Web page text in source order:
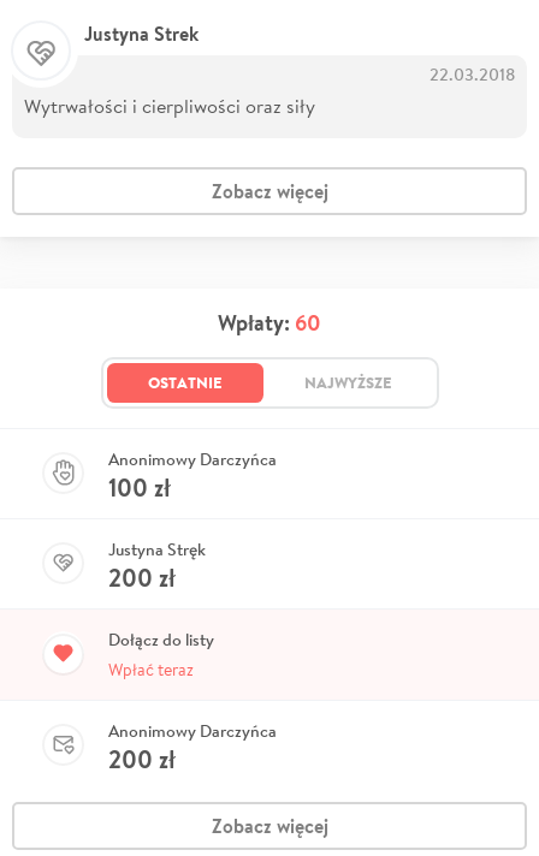
Justyna Strek
22.03.2018
Wytrwałości i cierpliwości oraz siły
Zobacz więcej
Wpłaty: 60
OSTATNIE NAJWYŻSZE
Anonimowy Darczyńca
100 zł
Justyna Stręk
200 zł
Dołącz do listy
Wpłać teraz
Anonimowy Darczyńca
200 zł
Zobacz więcej